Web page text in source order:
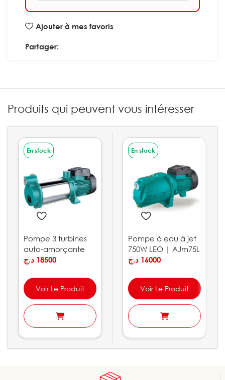
Ajouter à mes favoris
Partager:
Produits qui peuvent vous intéresser
En stock
Pompe 3 turbines
auto-amorçante
LEO | ACSm100S
18500 د.ج
Voir Le Produit
En stock
Pompe à eau à jet
750W LEO | AJm75L
16000 د.ج
Voir Le Produit